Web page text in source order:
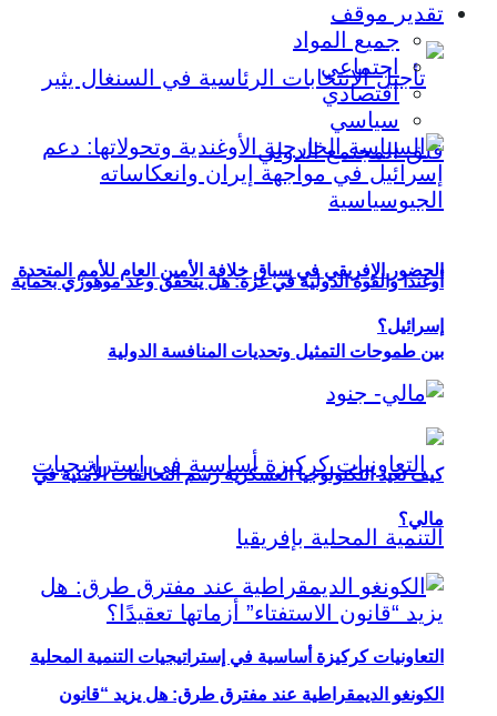
الحضور الإفريقي في سباق خلافة الأمين العام للأمم المتحدة
بين طموحات التمثيل وتحديات المنافسة الدولية
التعاونيات كركيزة أساسية في إستراتيجيات التنمية المحلية
تقدير موقف
جميع المواد
اجتماعي
اقتصادي
سياسي
أوغندا والقوة الدولية في غزة: هل يتحقق وعد موهوزي بحماية
إسرائيل؟
كيف تعيد التكنولوجيا العسكرية رسم التحالفات الأمنية في
مالي؟
الكونغو الديمقراطية عند مفترق طرق: هل يزيد “قانون